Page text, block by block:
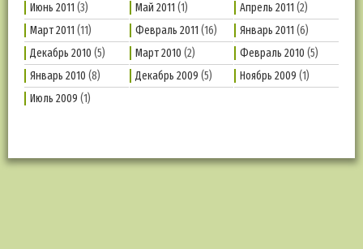
Июнь 2011 (3) Май 2011 (1) Апрель 2011 (2)
Март 2011 (11) Февраль 2011 (16) Январь 2011 (6)
Декабрь 2010 (5) Март 2010 (2) Февраль 2010 (5)
Январь 2010 (8) Декабрь 2009 (5) Ноябрь 2009 (1)
Июль 2009 (1)